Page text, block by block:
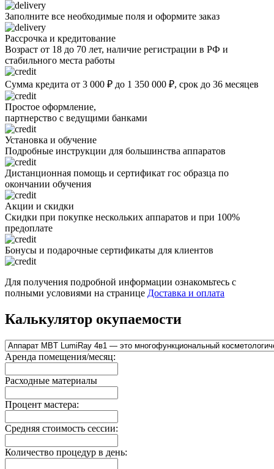
Заполните все необходимые поля и оформите заказ
Рассрочка и кредитование
Возраст от 18 до 70 лет, наличие регистрации в РФ и
стабильного места работы
Сумма кредита от 3 000 ₽ до 1 350 000 ₽, срок до 36 месяцев
Простое оформление,
партнерство с ведущими банками
Установка и обучение
Подробные инструкции для большинства аппаратов
Дистанционная помощь и сертификат гос образца по
окончании обучения
Акции и скидки
Скидки при покупке нескольких аппаратов и при 100%
предоплате
Бонусы и подарочные сертификаты для клиентов
Для получения подробной информации ознакомьтесь с
полными условиями на странице Доставка и оплата
Калькулятор окупаемости
Аренда помещения/месяц:
Расходные материалы
Процент мастера:
Средняя стоимость сессии:
Количество процедур в день: